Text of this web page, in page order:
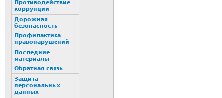
Пpотиводействие
коppупции
Дорожная
безопасность
Профилактика
пpaвонаpушений
Последние
материалы
Обратная связь
Защита
персональных
данных